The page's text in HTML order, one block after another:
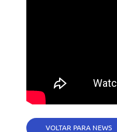
VOLTAR PARA NEWS